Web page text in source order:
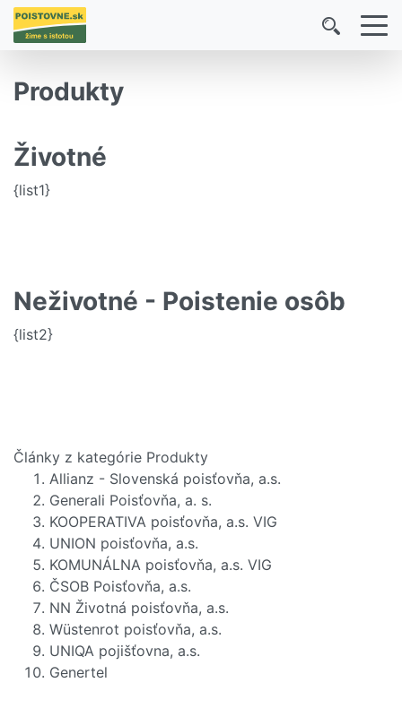
Produkty
Životné
{list1}
Neživotné - Poistenie osôb
{list2}
Články z kategórie Produkty
Allianz - Slovenská poisťovňa, a.s.
Generali Poisťovňa, a. s.
KOOPERATIVA poisťovňa, a.s. VIG
UNION poisťovňa, a.s.
KOMUNÁLNA poisťovňa, a.s. VIG
ČSOB Poisťovňa, a.s.
NN Životná poisťovňa, a.s.
Wüstenrot poisťovňa, a.s.
UNIQA pojišťovna, a.s.
Genertel